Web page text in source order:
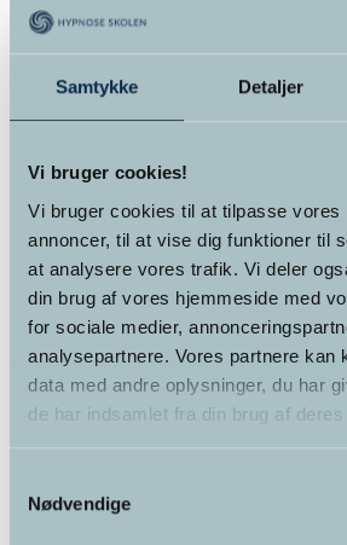
Samtykke Detaljer
Vi bruger cookies!
Vi bruger cookies til at tilpasse vores
annoncer, til at vise dig funktioner til
at analysere vores trafik. Vi deler
din brug af vores hjemmeside med
for sociale medier,
analysepartnere. Vores partnere kan
data med andre oplysninger, du har
de har indsamlet fra din brug af deres
Nødvendige
Varekategorier
Foredrag
Online kursus (4)
Supervision (1)
Terapi (1)
Uddannelser (3)
Kurv